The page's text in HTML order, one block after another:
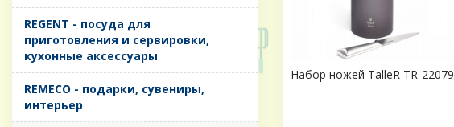
REGENT - посуда для
приготовления и сервировки,
кухонные аксессуары
REMECO - подарки, сувениры,
интерьер
Набор ножей TalleR TR-22079